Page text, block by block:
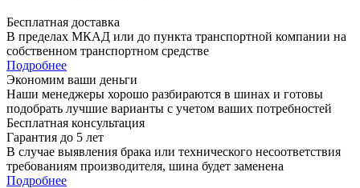
Бесплатная доставка
В пределах МКАД или до пункта транспортной компании на
собственном транспортном средстве
Подробнее
Экономим ваши деньги
Наши менеджеры хорошо разбираются в шинах и готовы
подобрать лучшие варианты с учетом ваших потребностей
Бесплатная консультация
Гарантия до 5 лет
В случае выявления брака или технического несоответствия
требованиям производителя, шина будет заменена
Подробнее